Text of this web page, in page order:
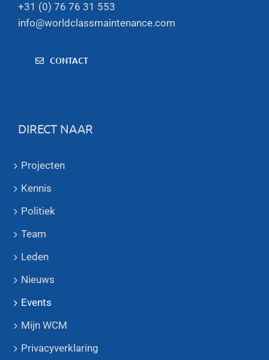
+31 (0) 76 76 31 553
info@worldclassmaintenance.com
CONTACT
DIRECT NAAR
Projecten
Kennis
Politiek
Team
Leden
Nieuws
Events
Mijn WCM
Privacyverklaring